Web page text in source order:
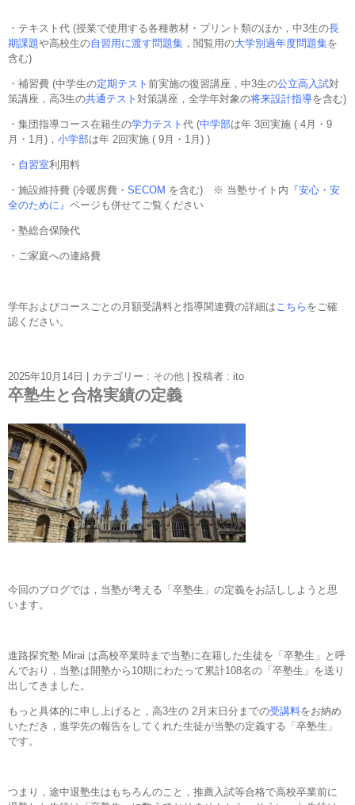
・テキスト代 (授業で使用する各種教材・プリント類のほか，中3生の長
期課題や高校生の自習用に渡す問題集 ，閲覧用の大学別過年度問題集を
含む)
・補習費 (中学生の定期テスト 前実施の復習講座，中3生の公立高入試対
策講座，高3生の共通テスト 対策講座，全学年対象の将来設計指導を含む)
・集団指導コース在籍生の学力テスト 代 (中学部は年 3回実施 ( 4月・9
月・1月)， 小学部は年 2回実施 ( 9月・1月) )
・ 自習室利用料
・施設維持費 (冷暖房費・ SECOM を含む) ※ 当塾サイト内 『安心・安
全のために』 ページも併せてご覧ください
・塾総合保険代
・ご家庭への連絡費
学年およびコースごとの月額受講料と指導関連費の詳細は こちら をご確
認ください。
2025年10月14日 カテゴリー : その他 投稿者 : ito
卒塾生と合格実績の定義
今回のブログでは，当塾が考える「卒塾生」の定義をお話ししようと思
います。
進路探究塾 Mirai は高校卒業時まで当塾に在籍した生徒を「卒塾生」と呼
んでおり，当塾は開塾から10期にわたって累計108名の「卒塾生」を送り
出してきました。
もっと具体的に申し上げると，高3生の 2月末日分までの受講料をお納め
いただき，進学先の報告をしてくれた生徒が当塾の定義する「卒塾生」
です。
つまり，途中退塾生はもちろんのこと，推薦入試等合格で高校卒業前に